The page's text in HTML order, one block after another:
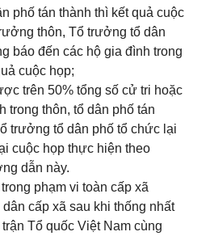
phố tán thành thì kết quả cuộc
thôn, Tổ trưởng tổ dân
báo đến các hộ gia đình trong
cuộc họp;
trên 50% tổng số cử tri hoặc
trong thôn, tổ dân phố tán
trưởng tổ dân phố tổ chức lại
cuộc họp thực hiện theo
dẫn này.
phạm vi toàn cấp xã
cấp xã sau khi thống nhất
Tổ quốc Việt Nam cùng